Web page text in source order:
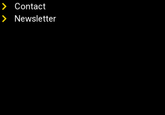
Contact
Newsletter